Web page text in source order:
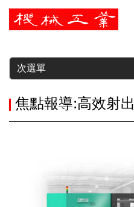
暫停
次選單
焦點報導:高效射出